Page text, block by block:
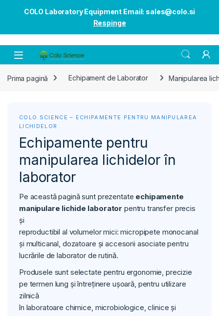
COLO Laboratory Equipment Email: sales@colo.si
Respinge
Open
Prima pagină Echipament de Laborator Manipularea
COLO.SCIENCE – ECHIPAMENTE PENTRU MANIPULAREA
LICHIDELOR
Echipamente pentru
manipularea lichidelor în
laborator
Pe această pagină sunt prezentate echipamente
manipulare lichide laborator pentru transfer precis
și
reproductibil al volumelor mici: micropipete monocanal
și multicanal, dozatoare și accesorii asociate pentru
lucrările de laborator de rutină.
Produsele sunt selectate pentru ergonomie, precizie
pe termen lung și întreținere ușoară, pentru utilizare
zilnică
în laboratoare chimice, microbiologice, clinice și